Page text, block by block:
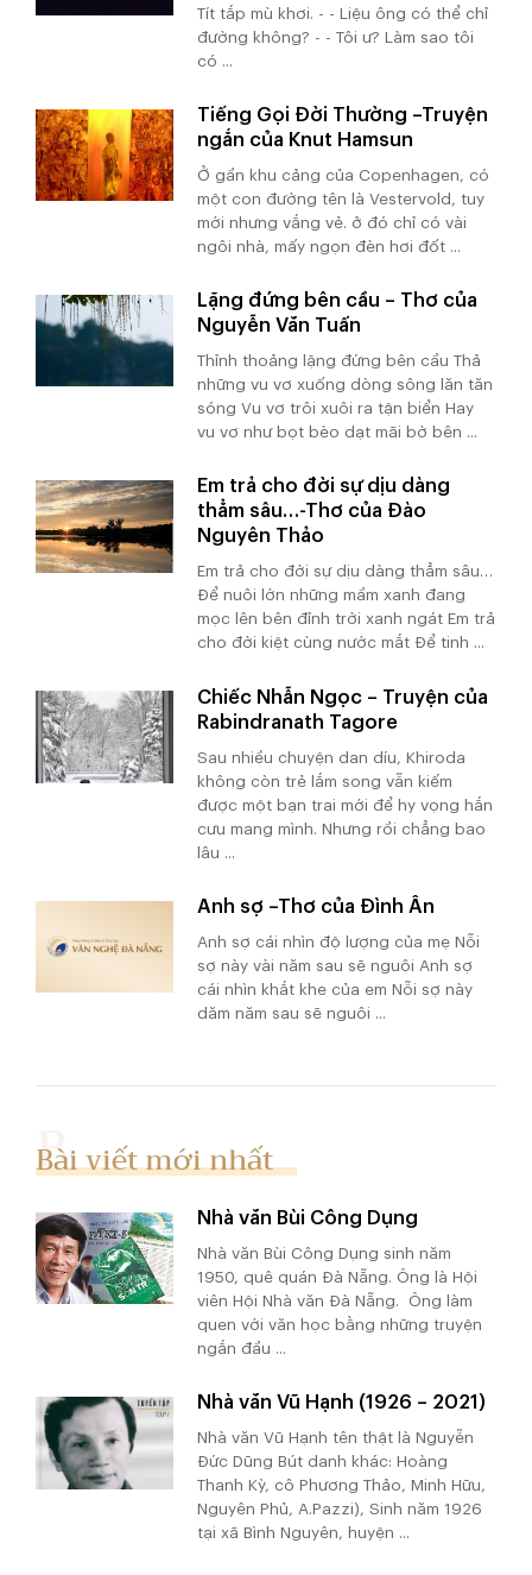
Tít tắp mù khơi. - - Liệu ông có thể chỉ
đường không? - - Tôi ư? Làm sao tôi
có ...
Tiếng Gọi Đời Thường –Truyện
ngắn của Knut Hamsun
Ở gần khu cảng của Copenhagen, có
một con đường tên là Vestervold, tuy
mới nhưng vắng vẻ. ở đó chỉ có vài
ngôi nhà, mấy ngọn đèn hơi đốt ...
Lặng đứng bên cầu – Thơ của
Nguyễn Văn Tuấn
Thỉnh thoảng lặng đứng bên cầu Thả
những vu vơ xuống dòng sông lăn tăn
sóng Vu vơ trôi xuôi ra tận biển Hay
vu vơ như bọt bèo dạt mãi bờ bên ...
Em trả cho đời sự dịu dàng
thẳm sâu…-Thơ của Đào
Nguyên Thảo
Em trả cho đời sự dịu dàng thẳm sâu…
Để nuôi lớn những mầm xanh đang
mọc lên bên đỉnh trời xanh ngát Em trả
cho đời kiệt cùng nước mắt Để tinh ...
Chiếc Nhẫn Ngọc – Truyện của
Rabindranath Tagore
Sau nhiều chuyện dan díu, Khiroda
không còn trẻ lắm song vẫn kiếm
được một bạn trai mới để hy vọng hắn
cưu mang mình. Nhưng rồi chẳng bao
lâu ...
Anh sợ –Thơ của Đình Ân
Anh sợ cái nhìn độ lượng của mẹ Nỗi
sợ này vài năm sau sẽ nguôi Anh sợ
cái nhìn khắt khe của em Nỗi sợ này
dăm năm sau sẽ nguôi ...
Bài viết mới nhất
Nhà văn Bùi Công Dụng
Nhà văn Bùi Công Dụng sinh năm
1950, quê quán Đà Nẵng. Ông là Hội
viên Hội Nhà văn Đà Nẵng. Ông làm
quen với văn học bằng những truyện
ngắn đầu ...
Nhà văn Vũ Hạnh (1926 – 2021)
Nhà văn Vũ Hạnh tên thật là Nguyễn
Đức Dũng Bút danh khác: Hoàng
Thanh Kỳ, cô Phương Thảo, Minh Hữu,
Nguyên Phủ, A.Pazzi), Sinh năm 1926
tại xã Bình Nguyên, huyện ...